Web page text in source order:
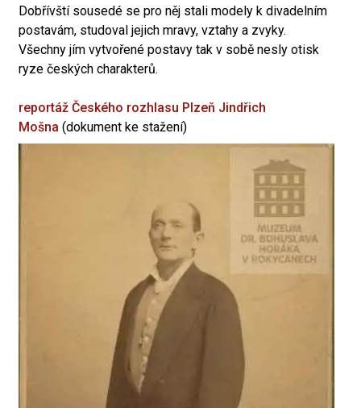
Dobřívští sousedé se pro něj stali modely k divadelním
postavám, studoval jejich mravy, vztahy a zvyky.
Všechny jím vytvořené postavy tak v sobě nesly otisk
ryze českých charakterů.
reportáž Českého rozhlasu Plzeň Jindřich
Mošna (dokument ke stažení)